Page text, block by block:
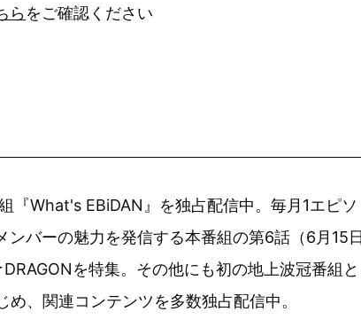
ら をご確認ください
『What's EBiDAN』を独占配信中。毎月1エピソ
ンバーの魅力を発信する本番組の第6話（6月15
を特集。その他にも初の地上波冠番組と
、関連コンテンツを多数独占配信中。